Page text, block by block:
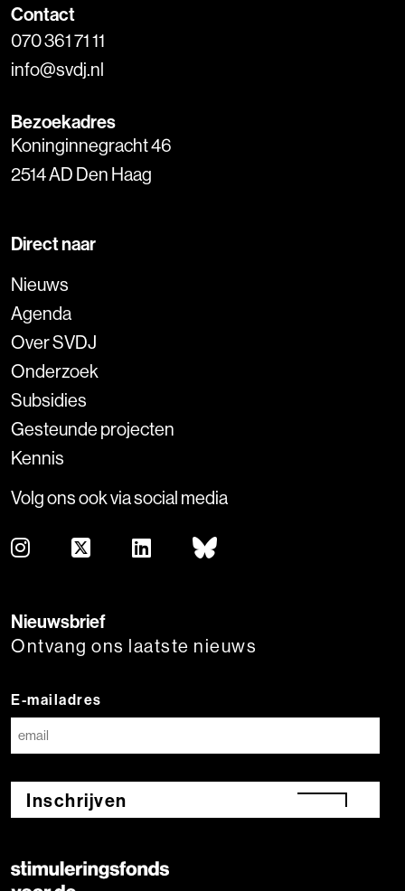
Contact
070 361 71 11
info@svdj.nl
Bezoekadres
Koninginnegracht 46
2514 AD Den Haag
Direct naar
Nieuws
Agenda
Over SVDJ
Onderzoek
Subsidies
Gesteunde projecten
Kennis
Volg ons ook via social media
Nieuwsbrief
Ontvang ons laatste nieuws
E-mailadres
Inschrijven